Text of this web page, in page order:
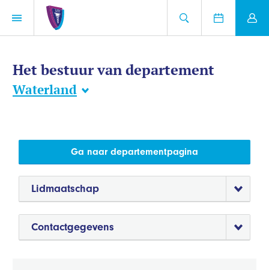
Het bestuur van departement
Waterland
Ga naar departementpagina
Lidmaatschap
Contactgegevens